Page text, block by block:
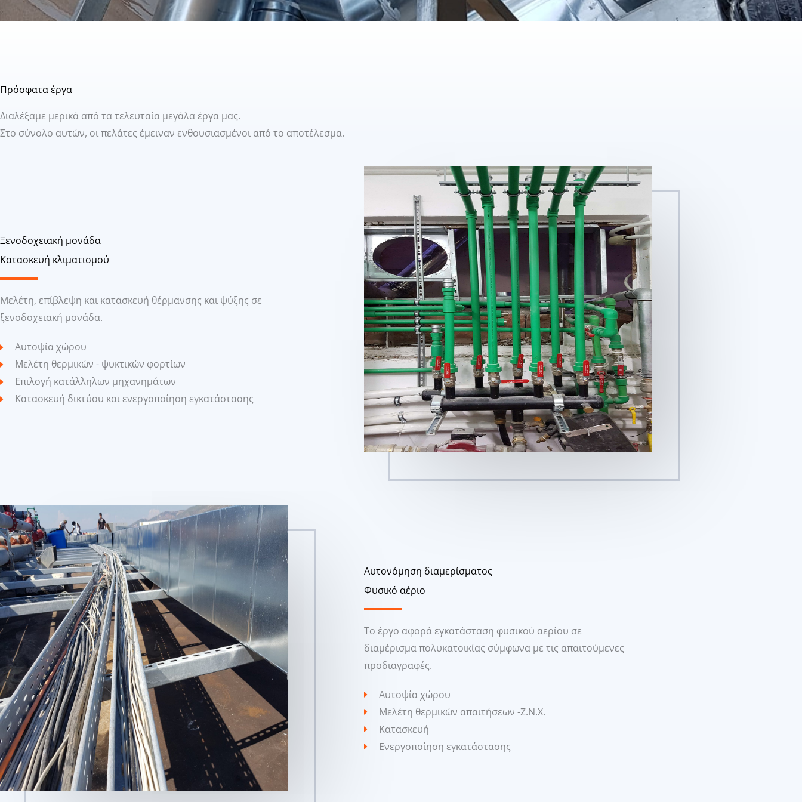
Πρόσφατα έργα
Διαλέξαμε μερικά από τα τελευταία μεγάλα έργα μας.
Στο σύνολο αυτών, οι πελάτες έμειναν ενθουσιασμένοι από το αποτέλεσμα.
Ξενοδοχειακή μονάδα
Κατασκευή κλιματισμού
Μελέτη, επίβλεψη και κατασκευή θέρμανσης και ψύξης σε
ξενοδοχειακή μονάδα.
Αυτοψία χώρου
Μελέτη θερμικών - ψυκτικών φορτίων
Επιλογή κατάλληλων μηχανημάτων
Κατασκευή δικτύου και ενεργοποίηση εγκατάστασης
Αυτονόμηση διαμερίσματος
Φυσικό αέριο
Το έργο αφορά εγκατάσταση φυσικού αερίου σε
διαμέρισμα πολυκατοικίας σύμφωνα με τις απαιτούμενες
προδιαγραφές.
Αυτοψία χώρου
Μελέτη θερμικών απαιτήσεων -Ζ.Ν.Χ.
Κατασκευή
Ενεργοποίηση εγκατάστασης